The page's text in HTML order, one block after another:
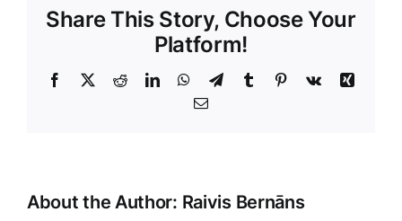
Share This Story, Choose Your
Platform!
Facebook
X RedditLinkedInWhatsApp
TelegramTumblr Pinterest
Vk
Xing
E-
About the Author: Raivis Bernāns